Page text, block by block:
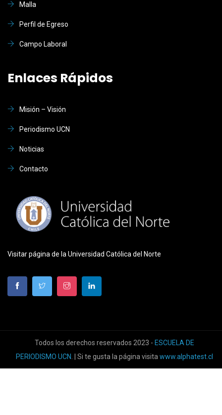
Malla
Perfil de Egreso
Campo Laboral
Enlaces Rápidos
Misión – Visión
Periodismo UCN
Noticias
Contacto
Visitar página de la Universidad Católica del Norte
Todos los derechos reservados 2023 - ESCUELA DE
PERIODISMO UCN
. | Si te gusta la página visita www.alphatest.cl